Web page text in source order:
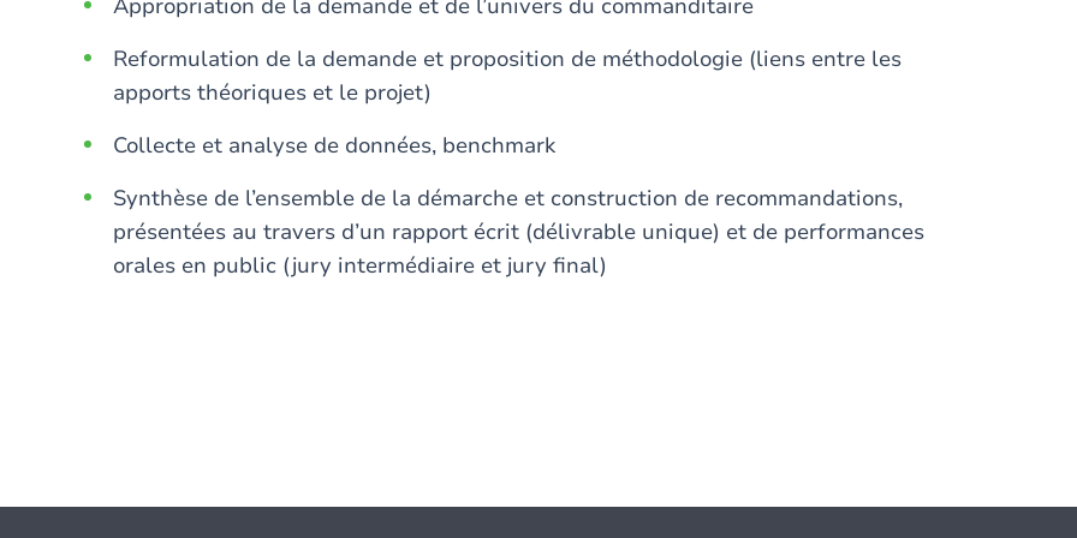
Appropriation de la demande et de l’univers du commanditaire
Reformulation de la demande et proposition de méthodologie (liens entre les
apports théoriques et le projet)
Collecte et analyse de données, benchmark
Synthèse de l’ensemble de la démarche et construction de recommandations,
présentées au travers d’un rapport écrit (délivrable unique) et de performances
orales en public (jury intermédiaire et jury final)